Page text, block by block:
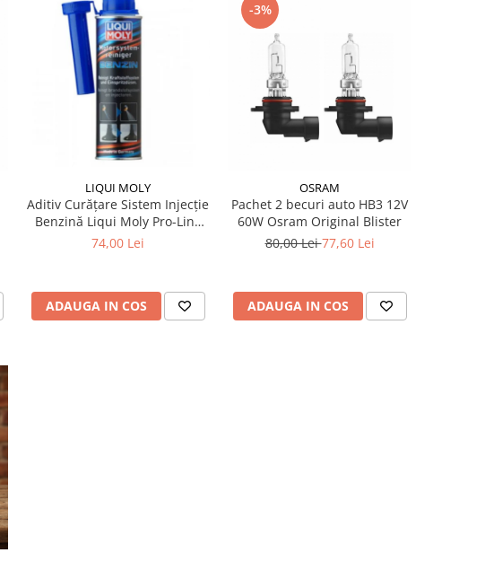
LIQUI MOLY
Aditiv Curățare Sistem Injecție
Benzină Liqui Moly Pro-Line
(300 ml) - Tratament
74,00 Lei
ADAUGA IN COS
-3%
OSRAM
Pachet 2 becuri auto HB3 12V
60W Osram Original Blister
80,00 Lei77,60 Lei
ADAUGA IN COS